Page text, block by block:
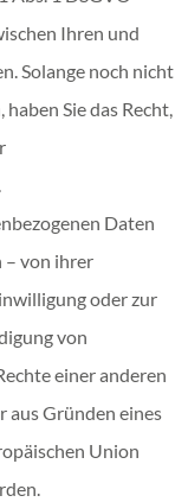
Ihren und
Solange noch nicht
Sie das Recht,
Daten
– von ihrer
oder zur
von
einer anderen
aus Gründen eines
Union